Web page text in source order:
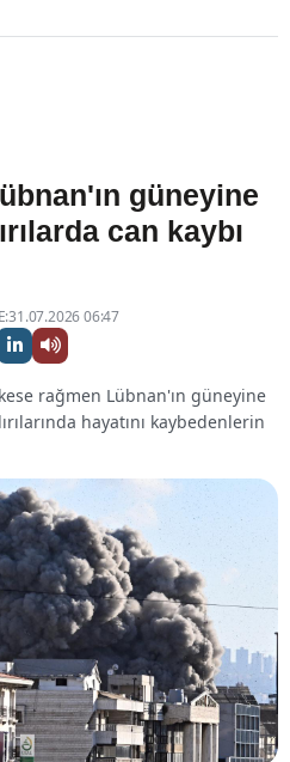
güneyine
can kaybı
06:47
rağmen Lübnan'ın güneyine
hayatını kaybedenlerin